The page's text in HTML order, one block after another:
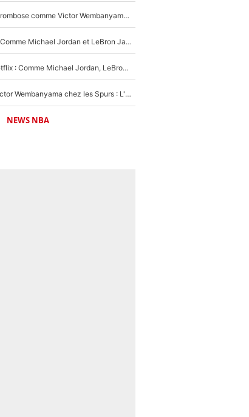
NBA - Victime d'une thrombose comme Victor Wembanyama, Chris Bosh prévient le Français des risques sur sa santé : «J’ai failli mourir sur le coup et j’ai été ramené à la vie»
De la NBA au cinéma : Comme Michael Jordan et LeBron James, Victor Wembanyama rêve d'une carrière d'acteur !
The Last Dance sur Netflix : Comme Michael Jordan, LeBron James va avoir le droit à sa série !
Stephen Curry avec Victor Wembanyama chez les Spurs : L'idée d'un trade historique est lancée en NBA !
NEWS NBA